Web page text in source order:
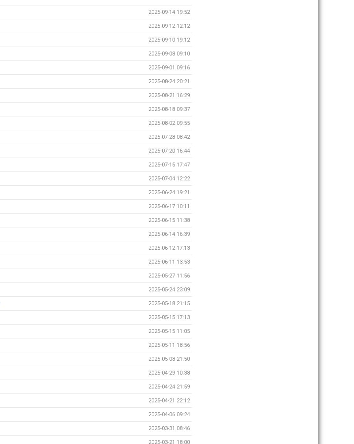
2025-09-14 19:52
2025-09-12 12:12
2025-09-10 19:12
2025-09-08 09:10
2025-09-01 09:16
2025-08-24 20:21
2025-08-21 16:29
2025-08-18 09:37
2025-08-02 09:55
2025-07-28 08:42
2025-07-20 16:44
2025-07-15 17:47
2025-07-04 12:22
2025-06-24 19:21
2025-06-17 10:11
2025-06-15 11:38
2025-06-14 16:39
2025-06-12 17:13
2025-06-11 13:53
2025-05-27 11:56
2025-05-24 23:09
2025-05-18 21:15
2025-05-15 17:13
2025-05-15 11:05
2025-05-11 18:56
2025-05-08 21:50
2025-04-29 10:38
2025-04-24 21:59
2025-04-21 22:12
2025-04-06 09:24
2025-03-31 08:46
2025-03-21 18:00